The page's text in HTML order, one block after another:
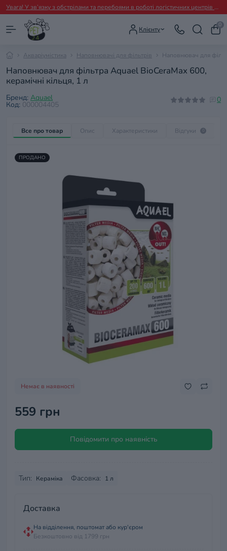
Увага! У зв’язку з обстрілами та перебоями в роботі логістичних центрів перевізників можливі тимчасові затримки з відправленням замовлень.
Клієнту
0
Акваріумістика Наповнювачі для фільтрів Наповнювач для
Наповнювач для фільтра Aquael BioCeraMax 600,
керамічні кільця, 1 л
Бренд: Aquael
Код: 000004405
0
Все про товар Опис Характеристики Відгуки
ПРОДАНО
Немає в наявності
559 грн
Повідомити про наявність
Тип: Кераміка Фасовка: 1 л
Доставка
На відділення, поштомат або кур'єром
Безкоштовно від 1799 грн